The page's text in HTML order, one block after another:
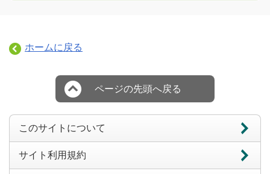
ホームに戻る
ページの先頭へ戻る
このサイトについて
サイト利用規約